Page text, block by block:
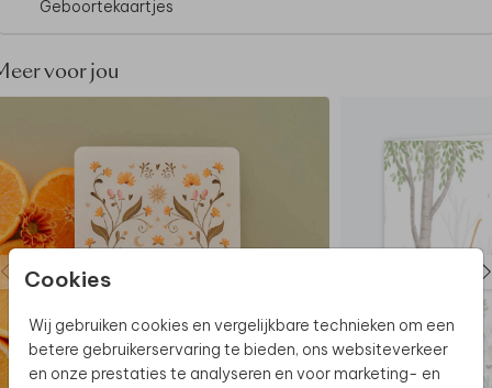
Cookies
Wij gebruiken cookies en vergelijkbare technieken om een
betere gebruikerservaring te bieden, ons websiteverkeer
en onze prestaties te analyseren en voor marketing- en
Geboortekaartjes
voor jou